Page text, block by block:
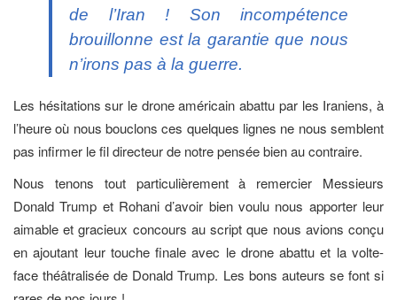
de l’Iran ! Son incompétence
brouillonne est la garantie que nous
n’irons pas à la guerre.
Les hésitations sur le drone américain abattu par les Iraniens, à
l’heure où nous bouclons ces quelques lignes ne nous semblent
pas infirmer le fil directeur de notre pensée bien au contraire.
Nous tenons tout particulièrement à remercier Messieurs
Donald Trump et Rohani d’avoir bien voulu nous apporter leur
aimable et gracieux concours au script que nous avions conçu
en ajoutant leur touche finale avec le drone abattu et la volte-
face théâtralisée de Donald Trump. Les bons auteurs se font si